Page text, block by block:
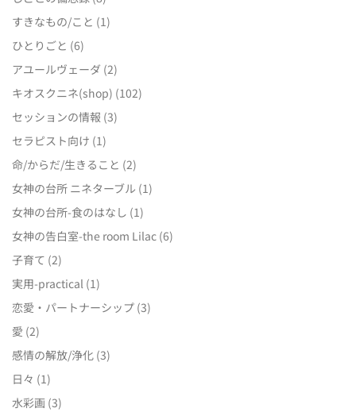
すきなもの/こと (1)
ひとりごと (6)
アユールヴェーダ (2)
キオスクニネ(shop) (102)
セッションの情報 (3)
セラピスト向け (1)
命/からだ/生きること (2)
女神の台所 ニネターブル (1)
女神の台所-食のはなし (1)
女神の告白室-the room Lilac (6)
子育て (2)
実用-practical (1)
恋愛・パートナーシップ (3)
愛 (2)
感情の解放/浄化 (3)
日々 (1)
水彩画 (3)